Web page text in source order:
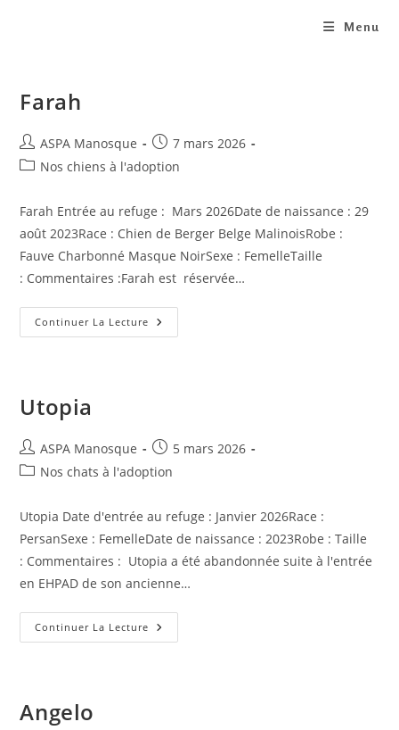
Menu
Farah
Auteur/autrice
de
ASPA Manosque
Publication
publiée :
7 mars 2026
PostNos chiens à l'adoption
Farah Entrée au refuge : Mars 2026Date de naissance : 29
août 2023Race : Chien de Berger Belge MalinoisRobe :
Fauve Charbonné Masque NoirSexe : FemelleTaille
: Commentaires :Farah est réservée…
Continuer La Lecture Farah
Utopia
Auteur/autrice
de
ASPA Manosque
Publication
publiée :
5 mars 2026
PostNos chats à l'adoption
Utopia Date d'entrée au refuge : Janvier 2026Race :
PersanSexe : FemelleDate de naissance : 2023Robe : Taille
: Commentaires : Utopia a été abandonnée suite à l'entrée
en EHPAD de son ancienne…
Continuer La Lecture Utopia
Angelo